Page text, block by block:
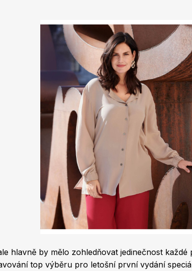
hlavně by mělo zohledňovat jedinečnost
top výběru pro letošní první vydání